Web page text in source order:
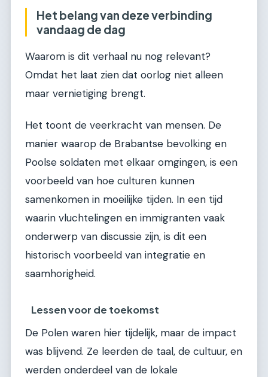
Het belang van deze verbinding
vandaag de dag
Waarom is dit verhaal nu nog relevant?
Omdat het laat zien dat oorlog niet alleen
maar vernietiging brengt.
Het toont de veerkracht van mensen. De
manier waarop de Brabantse bevolking en
Poolse soldaten met elkaar omgingen, is een
voorbeeld van hoe culturen kunnen
samenkomen in moeilijke tijden. In een tijd
waarin vluchtelingen en immigranten vaak
onderwerp van discussie zijn, is dit een
historisch voorbeeld van integratie en
saamhorigheid.
Lessen voor de toekomst
De Polen waren hier tijdelijk, maar de impact
was blijvend. Ze leerden de taal, de cultuur, en
werden onderdeel van de lokale